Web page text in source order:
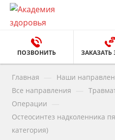
ПОЗВОНИТЬ
Главная Наши
Все направления
Операции
Остеосинтез надколенника
категория)